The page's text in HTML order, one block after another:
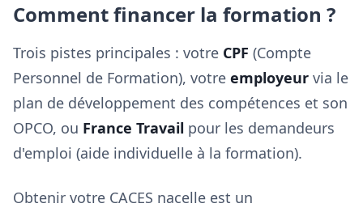
Comment financer la formation ?
Trois pistes principales : votre CPF (Compte
Personnel de Formation), votre employeur via le
plan de développement des compétences et son
OPCO, ou France Travail pour les demandeurs
d'emploi (aide individuelle à la formation).
Obtenir votre CACES nacelle est un